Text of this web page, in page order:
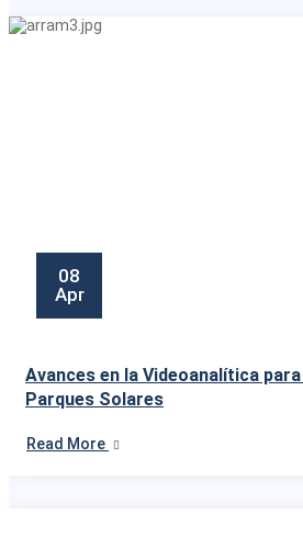
08
Apr
Avances en la Videoanalítica
Parques Solares
Read More